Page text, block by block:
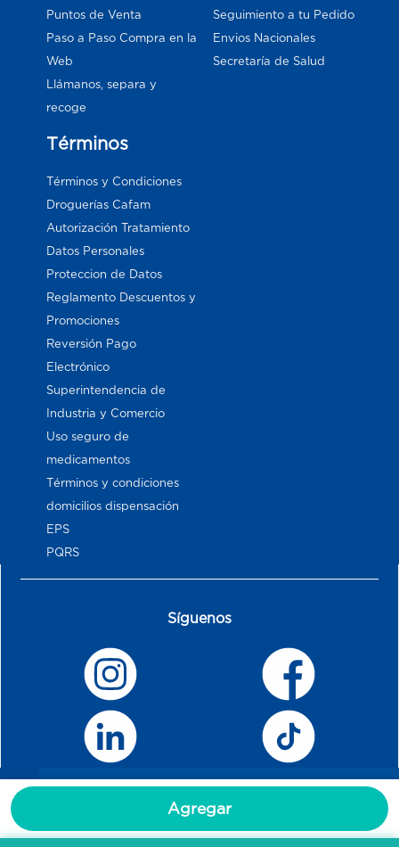
Agregar
Puntos de Venta
Paso a Paso Compra en la
Web
Llámanos, separa y
recoge
Seguimiento a tu Pedido
Envios Nacionales
Secretaría de Salud
Términos
Términos y Condiciones
Droguerías Cafam
Autorización Tratamiento
Datos Personales
Proteccion de Datos
Reglamento Descuentos y
Promociones
Reversión Pago
Electrónico
Superintendencia de
Industria y Comercio
Uso seguro de
medicamentos
Términos y condiciones
domicilios dispensación
EPS
PQRS
Síguenos